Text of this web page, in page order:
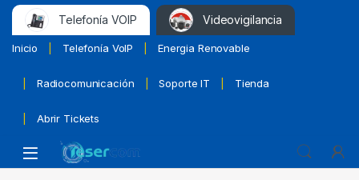
Telefonía VOIP Videovigilancia
Inicio Telefonía VoIP Energia Renovable
Radiocomunicación Soporte IT Tienda
Abrir Tickets